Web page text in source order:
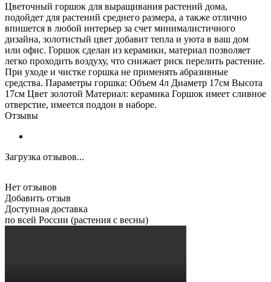
Цветочный горшок для выращивания растений дома,
подойдет для растений среднего размера, а также отлично
впишется в любой интерьер за счет минималистичного
дизайна, золотистый цвет добавит тепла и уюта в ваш дом
или офис. Горшок сделан из керамики, материал позволяет
легко проходить воздуху, что снижает риск перелить растение.
При уходе и чистке горшка не применять абразивные
средства. Параметры горшка: Объем 4л Диаметр 17см Высота
17см Цвет золотой Материал: керамика Горшок имеет сливное
отверстие, имеется поддон в наборе.
Отзывы
Загрузка отзывов...
Нет отзывов
Добавить отзыв
Доступная доставка
по всей России (растения с весны)